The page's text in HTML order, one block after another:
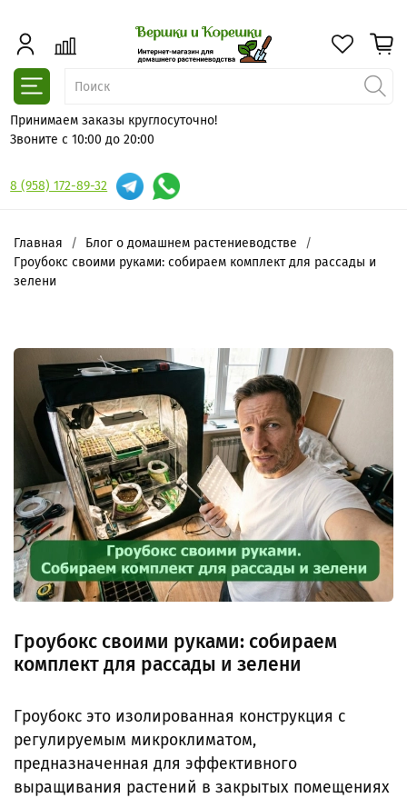
Принимаем заказы круглосуточно!
Звоните с 10:00 до 20:00
8 (958) 172-89-32
Главная
Блог о домашнем растениеводстве
Гроубокс своими руками: собираем комплект для рассады и
зелени
Гроубокс своими руками: собираем
комплект для рассады и зелени
Гроубокс это изолированная конструкция с
регулируемым микроклиматом,
предназначенная для эффективного
выращивания растений в закрытых помещениях